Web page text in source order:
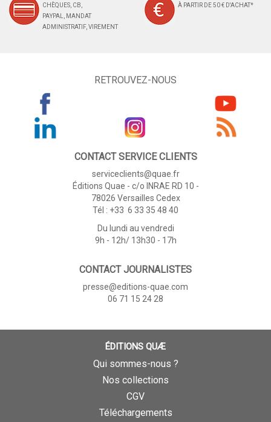
CHÈQUES, CB,
PAYPAL, MANDAT
ADMINISTRATIF, VIREMENT
À PARTIR DE 50 € D'ACHAT*
RETROUVEZ-NOUS
CONTACT SERVICE CLIENTS
serviceclients@quae.fr
Éditions Quae - c/o INRAE RD 10 -
78026 Versailles Cedex
Tél : +33 6 33 35 48 40
Du lundi au vendredi
9h - 12h/ 13h30 - 17h
CONTACT JOURNALISTES
presse@editions-quae.com
06 71 15 24 28
ÉDITIONS QUÆ
Qui sommes-nous ?
Nos collections
CGV
Téléchargements